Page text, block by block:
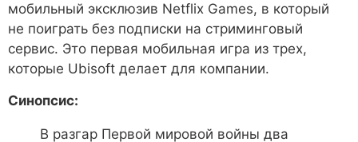
мобильный эксклюзив Netflix Games, в который
не поиграть без подписки на стриминговый
сервис. Это первая мобильная игра из трех,
которые Ubisoft делает для компании.
Синопсис:
В разгар Первой мировой войны два